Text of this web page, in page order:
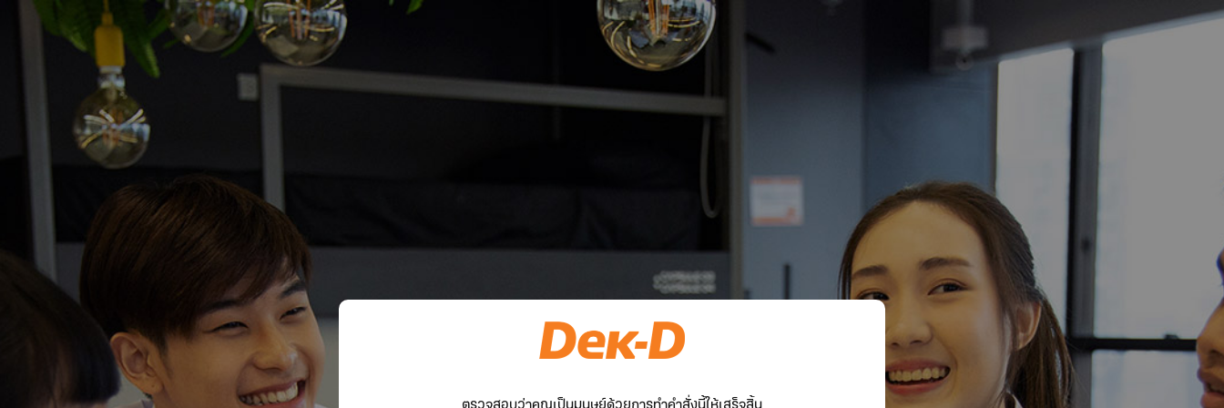
ตรวจสอบว่าคุณเป็นมนุษย์ด้วยการทำคำสั่งนี้ให้เสร็จสิ้น